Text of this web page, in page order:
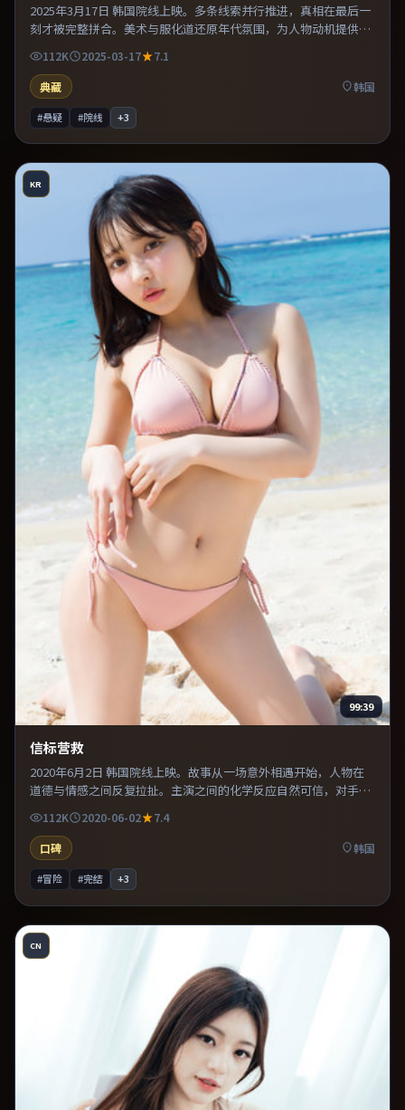
2025年3月17日 韩国院线上映。多条线索并行推进，真相在最后一
刻才被完整拼合。美术与服化道还原年代氛围，为人物动机提供可
信支撑。推荐给偏爱群像戏与命运母题的影迷。
112K 2025-03-17
7.1
典藏
韩国
#悬疑 #院线 +3
KR
99:39
信标营救
2020年6月2日 韩国院线上映。故事从一场意外相遇开始，人物在
道德与情感之间反复拉扯。主演之间的化学反应自然可信，对手戏
张力贯穿全片。整体完成度较高，适合周末一口气看完。
112K 2020-06-02
7.4
口碑
韩国
#冒险 #完结 +3
CN